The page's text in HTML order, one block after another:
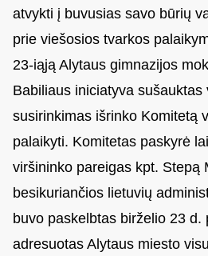
atvykti į buvusias savo būrių
prie viešosios tvarkos
23-iąją Alytaus gimnazijos
Babiliaus iniciatyva sušauktas
susirinkimas išrinko Komitetą
palaikyti. Komitetas paskyrė
viršininko pareigas kpt. Stepą
besikuriančios lietuvių
buvo paskelbtas birželio 23 d.
adresuotas Alytaus miesto